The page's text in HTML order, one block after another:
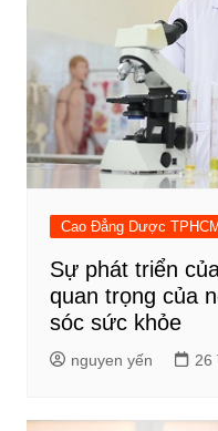
Cao Đẳng Dược TPHCM
Sự phát triển
quan trọng của
sóc sức khỏe
nguyen yến 26